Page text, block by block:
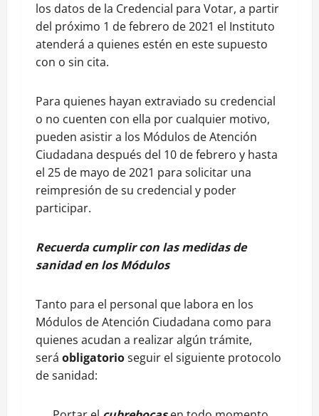
los datos de la Credencial para Votar, a partir
del próximo 1 de febrero de 2021 el Instituto
atenderá a quienes estén en este supuesto
con o sin cita.
Para quienes hayan extraviado su credencial
o no cuenten con ella por cualquier motivo,
pueden asistir a los Módulos de Atención
Ciudadana después del 10 de febrero y hasta
el 25 de mayo de 2021 para solicitar una
reimpresión de su credencial y poder
participar.
Recuerda cumplir con las medidas de
sanidad en los Módulos
Tanto para el personal que labora en los
Módulos de Atención Ciudadana como para
quienes acudan a realizar algún trámite,
será obligatorioseguir el siguiente protocolo
de sanidad: